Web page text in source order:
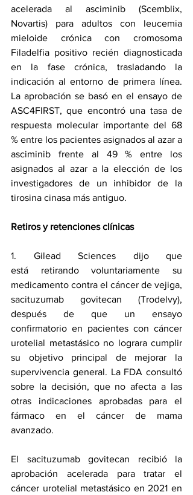
acelerada al asciminib (Scemblix,
Novartis) para adultos con leucemia
mieloide crónica con cromosoma
Filadelfia positivo recién diagnosticada
en la fase crónica, trasladando la
indicación al entorno de primera línea.
La aprobación se basó en el ensayo de
ASC4FIRST, que encontró una tasa de
respuesta molecular importante del 68
% entre los pacientes asignados al azar a
asciminib frente al 49 % entre los
asignados al azar a la elección de los
investigadores de un inhibidor de la
tirosina cinasa más antiguo.
Retiros y retenciones clínicas
1. Gilead Sciences dijo que
está retirando voluntariamente su
medicamento contra el cáncer de vejiga,
sacituzumab govitecan (Trodelvy),
después de que un ensayo
confirmatorio en pacientes con cáncer
urotelial metastásico no lograra cumplir
su objetivo principal de mejorar la
supervivencia general. La FDA consultó
sobre la decisión, que no afecta a las
otras indicaciones aprobadas para el
fármaco en el cáncer de mama
avanzado.
El sacituzumab govitecan recibió la
aprobación acelerada para tratar el
cáncer urotelial metastásico en 2021 en